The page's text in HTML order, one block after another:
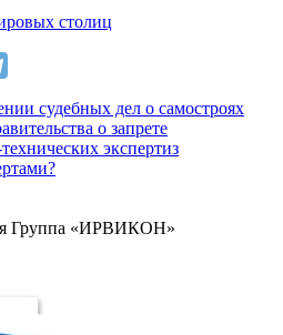
столиц
судебных дел о самостроях
о запрете
экспертиз
Группа «ИРВИКОН»